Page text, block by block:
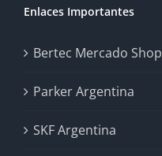
Enlaces Importantes
Bertec Mercado Shop
Parker Argentina
SKF Argentina